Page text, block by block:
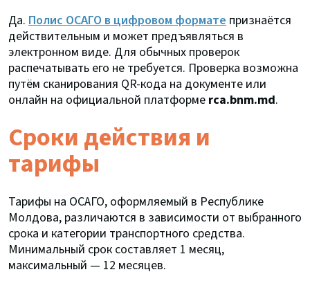
Да. Полис ОСАГО в цифровом формате признаётся
действительным и может предъявляться в
электронном виде. Для обычных проверок
распечатывать его не требуется. Проверка возможна
путём сканирования QR-кода на документе или
онлайн на официальной платформе rca.bnm.md.
Сроки действия и
тарифы
Тарифы на ОСАГО, оформляемый в Республике
Молдова, различаются в зависимости от выбранного
срока и категории транспортного средства.
Минимальный срок составляет 1 месяц,
максимальный — 12 месяцев.